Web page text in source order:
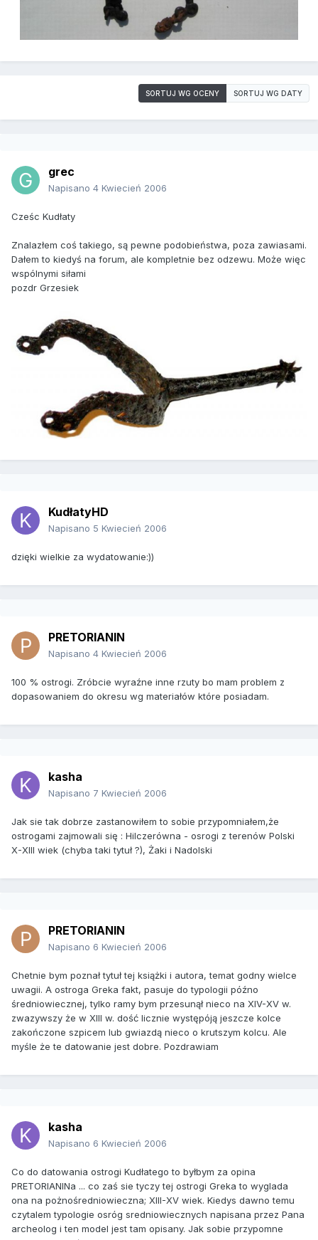
SORTUJ WG OCENY SORTUJ WG DATY
grec
Napisano 4 Kwiecień 2006
Cześc Kudłaty
Znalazłem coś takiego, są pewne podobieństwa, poza zawiasami.
Dałem to kiedyś na forum, ale kompletnie bez odzewu. Może więc
wspólnymi siłami
pozdr Grzesiek
KudłatyHD
Napisano 5 Kwiecień 2006
dzięki wielkie za wydatowanie:))
PRETORIANIN
Napisano 4 Kwiecień 2006
100 % ostrogi. Zróbcie wyraźne inne rzuty bo mam problem z
dopasowaniem do okresu wg materiałów które posiadam.
kasha
Napisano 7 Kwiecień 2006
Jak sie tak dobrze zastanowiłem to sobie przypomniałem,że
ostrogami zajmowali się : Hilczerówna - osrogi z terenów Polski
X-XIII wiek (chyba taki tytuł ?), Żaki i Nadolski
PRETORIANIN
Napisano 6 Kwiecień 2006
Chetnie bym poznał tytuł tej książki i autora, temat godny wielce
uwagii. A ostroga Greka fakt, pasuje do typologii późno
średniowiecznej, tylko ramy bym przesunął nieco na XIV-XV w.
zwazywszy że w XIII w. dość licznie występóją jeszcze kolce
zakończone szpicem lub gwiazdą nieco o krutszym kolcu. Ale
myśle że te datowanie jest dobre. Pozdrawiam
kasha
Napisano 6 Kwiecień 2006
Co do datowania ostrogi Kudłatego to byłbym za opina
PRETORIANINa ... co zaś sie tyczy tej ostrogi Greka to wyglada
ona na pożnośredniowieczna; XIII-XV wiek. Kiedys dawno temu
czytalem typologie osróg sredniowiecznych napisana przez Pana
archeolog i ten model jest tam opisany. Jak sobie przypomne